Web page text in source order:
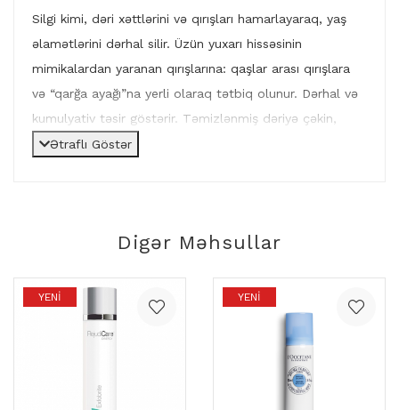
Silgi kimi, dəri xəttlərini və qırışları hamarlayaraq, yaş
əlamətlərini dərhal silir. Üzün yuxarı hissəsinin
mimikalardan yaranan qırışlarına: qaşlar arası qırışlara
və “qarğa ayağı”na yerli olaraq tətbiq olunur. Dərhal və
kumulyativ təsir göstərir. Təmizlənmiş dəriyə çəkin,
problemli nahiyələri (alın, qarğa ayaqları, qaşlar
zamanki kimi krem ​​və makiyaj tətbiq edin. Səhər və
Ətraflı Göstər
Digər Məhsullar
YENI YENI